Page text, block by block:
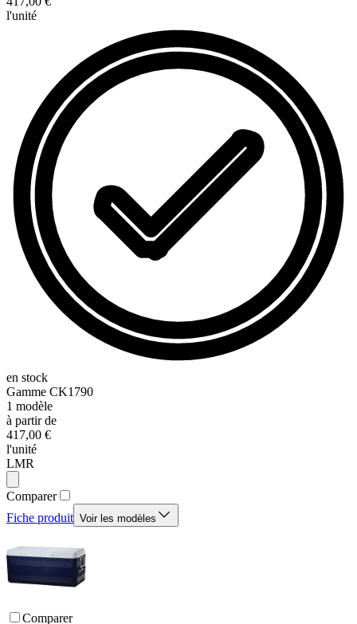
l'unité
en stock
Gamme CK1790
1 modèle
à partir de
417,00 €
l'unité
LMR
Comparer
Fiche produit Voir les modèles
Comparer